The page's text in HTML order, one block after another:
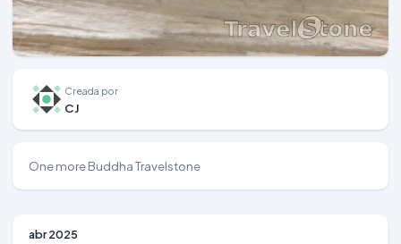
Creada por
CJ
One more Buddha Travelstone
abr 2025